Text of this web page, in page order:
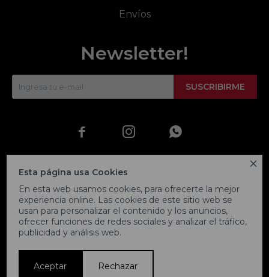

Esta página usa Cookies
En esta web usamos cookies, para ofrecerte la mejor
experiencia online. Las cookies de este sitio web se
usan para personalizar el contenido y los anuncios,
ofrecer funciones de redes sociales y analizar el tráfico,
publicidad y análisis web.
Aceptar Rechazar
Envíos
Newsletter!
SUSCRIBIRME
  